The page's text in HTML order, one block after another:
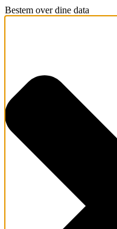
Bestem over dine data